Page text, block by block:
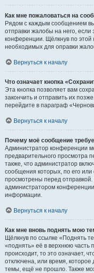
Как мне пожаловаться на
Рядом с каждым сообщением
отправки жалобы на него,
конференции. Щёлкнув по этой
необходимых для оправки
Вернуться к началу
Что означает кнопка
Эта кнопка позволяет вам
закончить и отправить их
перейдите в параграф
Вернуться к началу
Почему моё сообщение
Администратор конференции
предварительного просмотра
также, что администратор
сообщения которых, по его
просмотрены перед
администратором
информации.
Вернуться к началу
Как мне вновь поднять мою
Щёлкнув по ссылке «Поднять
«поднять» её в верхнюю часть
происходит, то это означает,
отключена, или время,
темы, ещё не прошло. Также